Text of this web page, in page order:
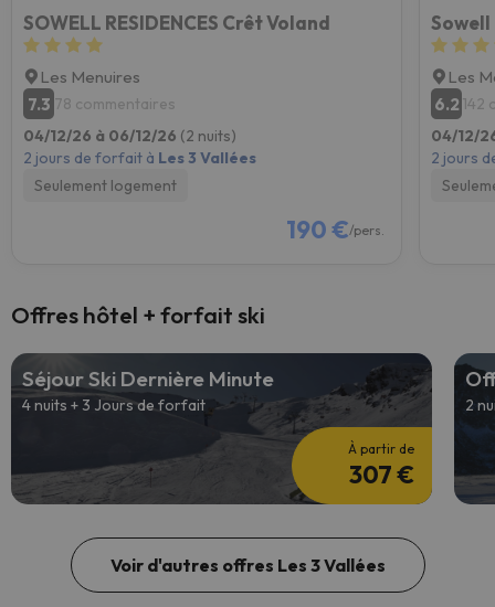
SOWELL RESIDENCES Crêt Voland
Les Menuires
7.3 78 commentaires
04/12/26 à 06/12/26 (2 nuits)
2 jours de forfait à Les 3 Vallées
Seulement logement
190 €/pers.
Sowell
Les
6.2 142
04/12/
2 jours
Offres hôtel + forfait ski
Séjour Ski Dernière Minute
4 nuits + 3 Jours de forfait
À partir de
307 €
2
Voir d'autres offres Les 3 Vallées